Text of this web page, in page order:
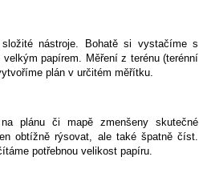
složité nástroje. Bohatě si vystačíme s
papírem. Měření z terénu (terénní
plán v určitém měřítku.
plánu či mapě zmenšeny skutečné
obtížně rýsovat, ale také špatně číst.
potřebnou velikost papíru.